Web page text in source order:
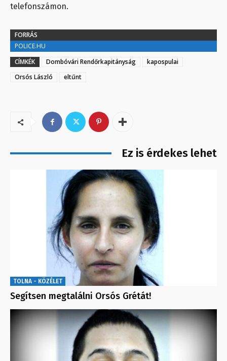
telefonszámon.
FORRÁS
POLICE.HU
CÍMKÉK
Dombóvári Rendőrkapitányság
kapospulai
Orsós László
eltűnt
Ez is érdekes lehet
TOLNA - KÖZÉLET
Segítsen megtalálni Orsós Grétát!